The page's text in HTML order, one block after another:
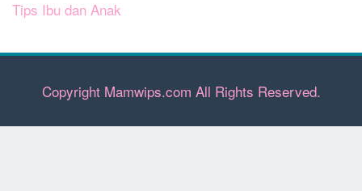
Tips Ibu dan Anak
Copyright Mamwips.com All Rights Reserved.